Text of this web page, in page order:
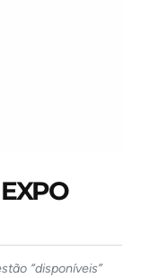
“disponíveis”